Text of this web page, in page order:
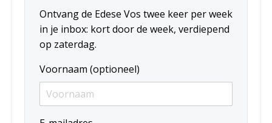
Ontvang de Edese Vos twee keer per week
in je inbox: kort door de week, verdiepend
op zaterdag.
Voornaam (optioneel)